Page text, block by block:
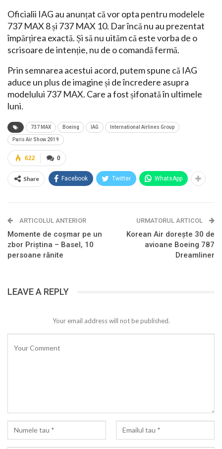
Oficialii IAG au anunțat că vor opta pentru modelele
737 MAX 8 și 737 MAX 10. Dar încă nu au prezentat
împărțirea exactă. Și să nu uităm că este vorba de o
scrisoare de intenție, nu de o comandă fermă.
Prin semnarea acestui acord, putem spune că IAG
aduce un plus de imagine și de încredere asupra
modelului 737 MAX. Care a fost șifonată în ultimele
luni.
737 MAX Boeing IAG International Airlines Group
Paris Air Show 2019
0
622
Share Facebook Twitter WhatsApp
ARTICOLUL ANTERIOR
Momente de coșmar pe un
zbor Priștina – Basel, 10
persoane rănite
URMATORUL ARTICOL
Korean Air dorește 30 de
avioane Boeing 787
Dreamliner
LEAVE A REPLY
Your email address will not be published.